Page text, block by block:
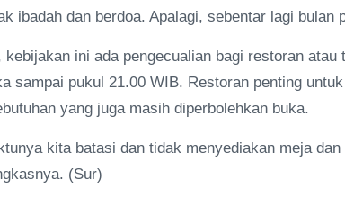
ibadah dan berdoa. Apalagi, sebentar lagi bulan
ini ada pengecualian bagi restoran atau
sampai pukul 21.00 WIB. Restoran penting
yang juga masih diperbolehkan buka.
kita batasi dan tidak menyediakan meja
(Sur)